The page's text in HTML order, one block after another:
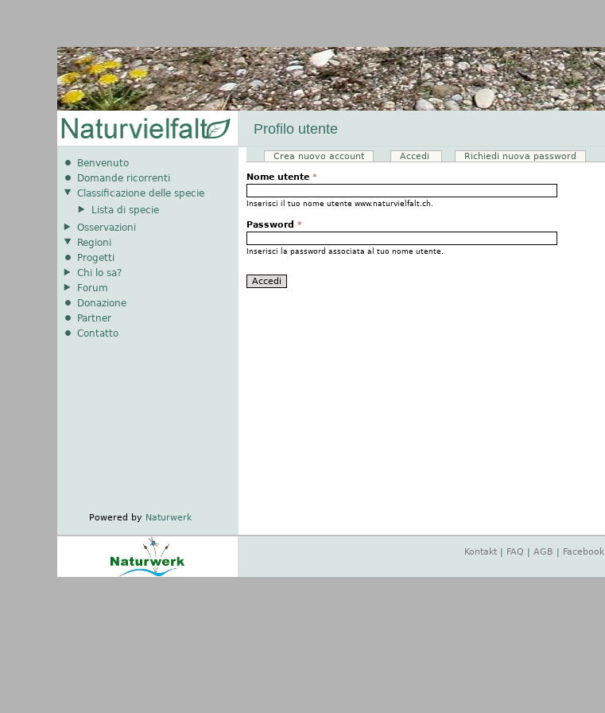
Profilo utente
Schede primarie
Crea nuovo account Accedi (scheda attiva)
Richiedi nuova password
Nome utente *
Inserisci il tuo nome utente www.naturvielfalt.ch.
Password *
Inserisci la password associata al tuo nome utente.
Benvenuto
Domande ricorrenti
Classificazione delle specie
Lista di specie
Osservazioni
Regioni
Progetti
Chi lo sa?
Forum
Donazione
Partner
Contatto
Powered by Naturwerk
Kontakt FAQ AGB Facebook